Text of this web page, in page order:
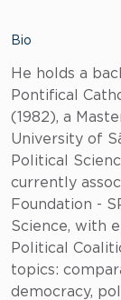
Bio
He holds a
Pontifical
(1982), a
University of
Political
currently
Foundation -
Science, with
Political
topics:
democracy,